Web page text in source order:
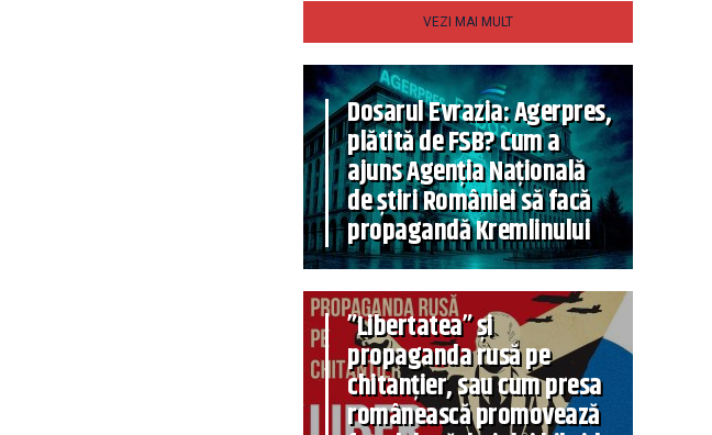
VEZI MAI MULT
Dosarul Evrazia: Agerpres,
plătită de FSB? Cum a
ajuns Agenția Națională
de știri României să facă
propagandă Kremlinului
”Libertatea” și
propaganda rusă pe
chitanțier, sau cum presa
românească promovează